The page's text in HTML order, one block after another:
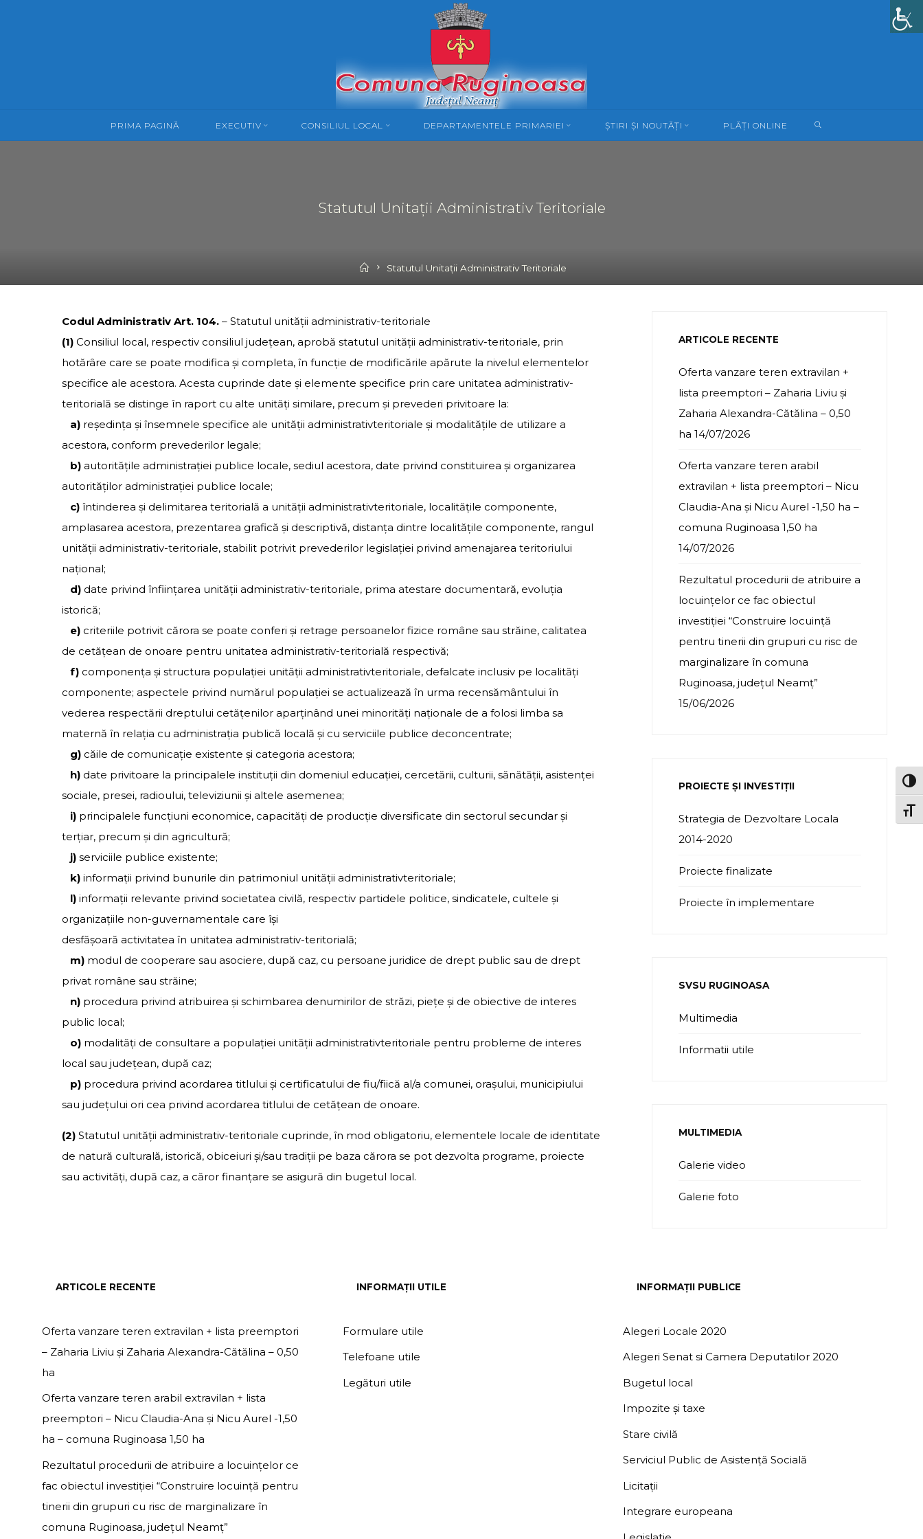
PRIMA PAGINĂ EXECUTIV CONSILIUL LOCAL DEPARTAMENTELE PRIMARIEI ȘTIRI ȘI NOUTĂȚI PLĂȚI ONLINE
Statutul Unitații Administrativ Teritoriale
Home
Statutul Unitații Administrativ Teritoriale
Codul Administrativ Art. 104.– Statutul unităţii administrativ-teritoriale
(1)Consiliul local, respectiv consiliul judeţean, aprobă statutul unităţii administrativ-teritoriale, prin
hotărâre care se poate modifica şi completa, în funcţie de modificările apărute la nivelul elementelor
specifice ale acestora. Acesta cuprinde date şi elemente specifice prin care unitatea administrativ-
teritorială se distinge în raport cu alte unităţi similare, precum şi prevederi privitoare la:
a)reşedinţa şi însemnele specifice ale unităţii administrativteritoriale şi modalităţile de utilizare a
acestora, conform prevederilor legale;
b)autorităţile administraţiei publice locale, sediul acestora, date privind constituirea şi organizarea
autorităţilor administraţiei publice locale;
c)întinderea şi delimitarea teritorială a unităţii administrativteritoriale, localităţile componente,
amplasarea acestora, prezentarea grafică şi descriptivă, distanţa dintre localităţile componente, rangul
unităţii administrativ-teritoriale, stabilit potrivit prevederilor legislaţiei privind amenajarea teritoriului
naţional;
d)date privind înfiinţarea unităţii administrativ-teritoriale, prima atestare documentară, evoluţia
istorică;
e)criteriile potrivit cărora se poate conferi şi retrage persoanelor fizice române sau străine, calitatea
de cetăţean de onoare pentru unitatea administrativ-teritorială respectivă;
f)componenţa şi structura populaţiei unităţii administrativteritoriale, defalcate inclusiv pe localităţi
componente; aspectele privind numărul populaţiei se actualizează în urma recensământului în
vederea respectării dreptului cetăţenilor aparţinând unei minorităţi naţionale de a folosi limba sa
maternă în relaţia cu administraţia publică locală şi cu serviciile publice deconcentrate;
g)căile de comunicaţie existente şi categoria acestora;
h)date privitoare la principalele instituţii din domeniul educaţiei, cercetării, culturii, sănătăţii, asistenţei
sociale, presei, radioului, televiziunii şi altele asemenea;
i)principalele funcţiuni economice, capacităţi de producţie diversificate din sectorul secundar şi
terţiar, precum şi din agricultură;
j)serviciile publice existente;
k)informaţii privind bunurile din patrimoniul unităţii administrativteritoriale;
l)informaţii relevante privind societatea civilă, respectiv partidele politice, sindicatele, cultele şi
organizaţiile non-guvernamentale care îşi
desfăşoară activitatea în unitatea administrativ-teritorială;
m)modul de cooperare sau asociere, după caz, cu persoane juridice de drept public sau de drept
privat române sau străine;
n)procedura privind atribuirea şi schimbarea denumirilor de străzi, pieţe şi de obiective de interes
public local;
o)modalităţi de consultare a populaţiei unităţii administrativteritoriale pentru probleme de interes
local sau judeţean, după caz;
p)procedura privind acordarea titlului şi certificatului de fiu/fiică al/a comunei, oraşului, municipiului
sau judeţului ori cea privind acordarea titlului de cetăţean de onoare.
(2)Statutul unităţii administrativ-teritoriale cuprinde, în mod obligatoriu, elementele locale de identitate
de natură culturală, istorică, obiceiuri şi/sau tradiţii pe baza cărora se pot dezvolta programe, proiecte
sau activităţi, după caz, a căror finanţare se asigură din bugetul local.
ARTICOLE RECENTE
Oferta vanzare teren extravilan +
lista preemptori – Zaharia Liviu și
Zaharia Alexandra-Cătălina – 0,50
ha 14/07/2026
Oferta vanzare teren arabil
extravilan + lista preemptori – Nicu
Claudia-Ana și Nicu Aurel -1,50 ha –
comuna Ruginoasa 1,50 ha
14/07/2026
Rezultatul procedurii de atribuire a
locuințelor ce fac obiectul
investiției “Construire locuință
pentru tinerii din grupuri cu risc de
marginalizare în comuna
Ruginoasa, județul Neamț”
15/06/2026
PROIECTE ȘI INVESTIȚII
Strategia de Dezvoltare Locala
2014-2020
Proiecte finalizate
Proiecte în implementare
SVSU RUGINOASA
Multimedia
Informatii utile
MULTIMEDIA
Galerie video
Galerie foto
ARTICOLE RECENTE
Oferta vanzare teren extravilan + lista preemptori
– Zaharia Liviu și Zaharia Alexandra-Cătălina – 0,50
ha
Oferta vanzare teren arabil extravilan + lista
preemptori – Nicu Claudia-Ana și Nicu Aurel -1,50
ha – comuna Ruginoasa 1,50 ha
Rezultatul procedurii de atribuire a locuințelor ce
fac obiectul investiției “Construire locuință pentru
tinerii din grupuri cu risc de marginalizare în
comuna Ruginoasa, județul Neamț”
INFORMAȚII UTILE
Formulare utile
Telefoane utile
Legături utile
INFORMAȚII PUBLICE
Alegeri Locale 2020
Alegeri Senat si Camera Deputatilor 2020
Bugetul local
Impozite și taxe
Stare civilă
Serviciul Public de Asistență Socială
Licitații
Integrare europeana